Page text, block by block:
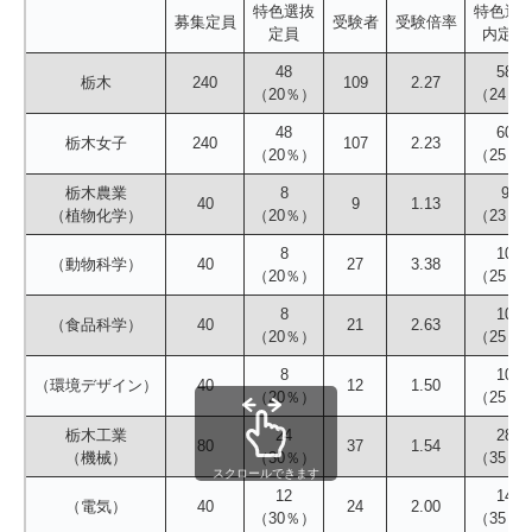
募集定員
特色選抜
定員
受験者 受験倍率
特色選
内定者
栃木 240
48
（20％）
109 2.27
58
（24％
栃木女子 240
48
（20％）
107 2.23
60
（25％
栃木農業
（植物化学）
40
8
（20％）
9 1.13
9
（23％
（動物科学） 40
8
（20％）
27 3.38
10
（25％
（食品科学） 40
8
（20％）
21 2.63
10
（25％
（環境デザイン） 40
8
（20％）
12 1.50
10
（25％
栃木工業
（機械）
80
24
（30％）
37 1.54
28
（35％
（電気） 40
12
（30％）
24 2.00
14
（35％
スクロールできます